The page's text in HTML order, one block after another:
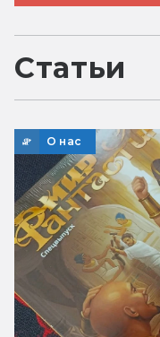
Статьи
О нас